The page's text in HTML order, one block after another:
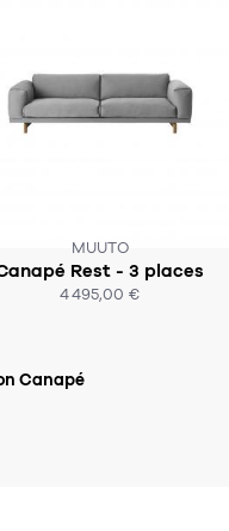
MUUTO
Rest - 3 places
4 495,00 €
SOUS 8-10 SEMAINES
ACHAT EXPRESS
Canapé